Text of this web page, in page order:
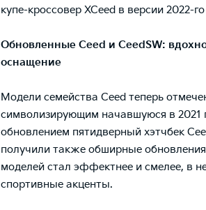
купе-кроссовер XCeed в версии 2022-
Обновленные Ceed и CeedSW:
оснащение
Модели семейства Ceed теперь
символизирующим начавшуюся в
обновлением пятидверный хэтчбек
получили также обширные
моделей стал эффектнее и смелее, в
спортивные акценты.